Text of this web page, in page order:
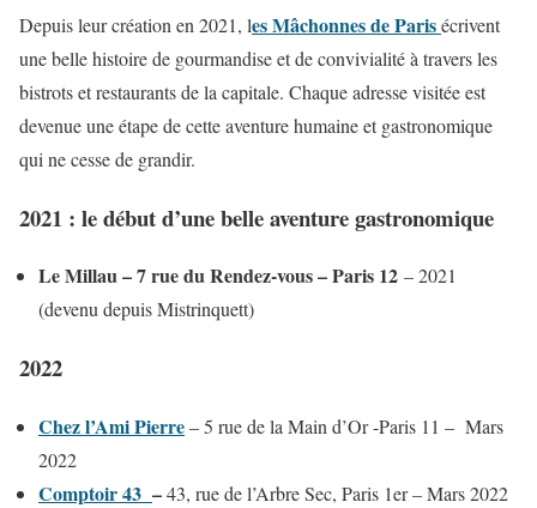
Depuis leur création en 2021, les Mâchonnes de Parisécrivent
une belle histoire de gourmandise et de convivialité à travers les
bistrots et restaurants de la capitale. Chaque adresse visitée est
devenue une étape de cette aventure humaine et gastronomique
qui ne cesse de grandir.
2021 : le début d’une belle aventure gastronomique
Le Millau – 7 rue du Rendez-vous – Paris 12 – 2021
(devenu depuis Mistrinquett)
2022
Chez l’Ami Pierre– 5 rue de la Main d’Or -Paris 11 – Mars
2022
Comptoir 43 –43, rue de l’Arbre Sec, Paris 1er – Mars 2022